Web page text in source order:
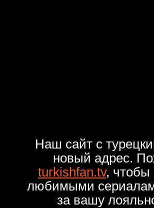
Наш сайт с
новый адрес.
turkishfan.tv, чтобы
любимыми
за вашу